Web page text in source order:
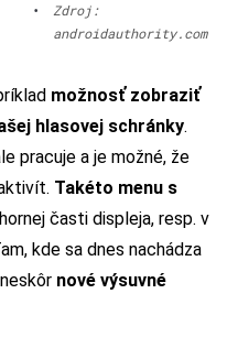
•
Zdroj:
androidauthority.com
možnosť zobraziť
hlasovej schránky.
pracuje a je možné, že
Takéto menu s
časti displeja, resp. v
kde sa dnes nachádza
nové výsuvné